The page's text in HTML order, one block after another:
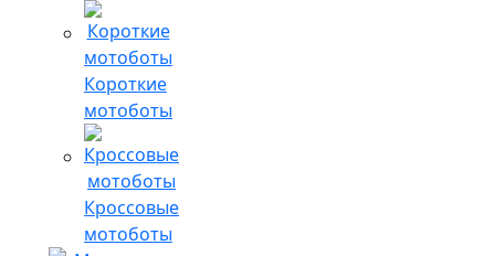
Короткие
мотоботы
Кроссовые
мотоботы